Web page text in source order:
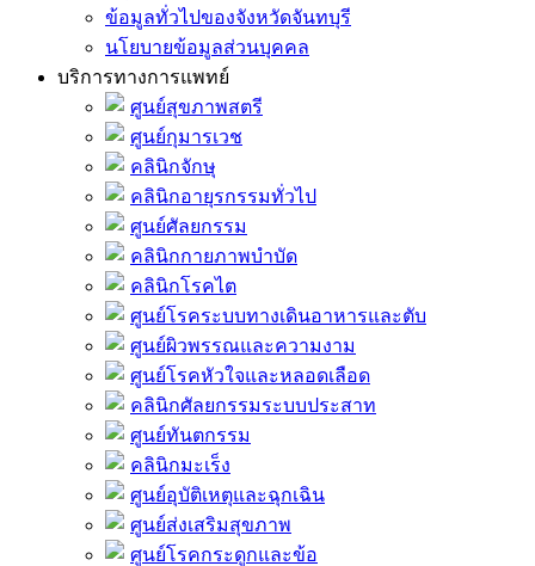
ข้อมูลทั่วไปของจังหวัดจันทบุรี
นโยบายข้อมูลส่วนบุคคล
บริการทางการแพทย์
ศูนย์สุขภาพสตรี
ศูนย์กุมารเวช
คลินิกจักษุ
คลินิกอายุรกรรมทั่วไป
ศูนย์ศัลยกรรม
คลินิกกายภาพบำบัด
คลินิกโรคไต
ศูนย์โรคระบบทางเดินอาหารและตับ
ศูนย์ผิวพรรณและความงาม
ศูนย์โรคหัวใจและหลอดเลือด
คลินิกศัลยกรรมระบบประสาท
ศูนย์ทันตกรรม
คลินิกมะเร็ง
ศูนย์อุบัติเหตุและฉุกเฉิน
ศูนย์ส่งเสริมสุขภาพ
ศูนย์โรคกระดูกและข้อ